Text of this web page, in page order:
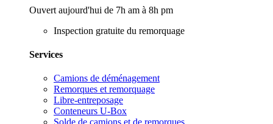
Ouvert aujourd'hui de 7h am à 8h pm
Inspection gratuite du remorquage
Services
Camions de déménagement
Remorques et remorquage
Libre-entreposage
Conteneurs U-Box